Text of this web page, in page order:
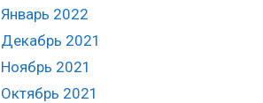
Январь 2022
Декабрь 2021
Ноябрь 2021
Октябрь 2021